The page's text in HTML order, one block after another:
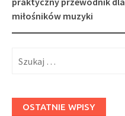
miłośników muzyki
OSTATNIE WPISY